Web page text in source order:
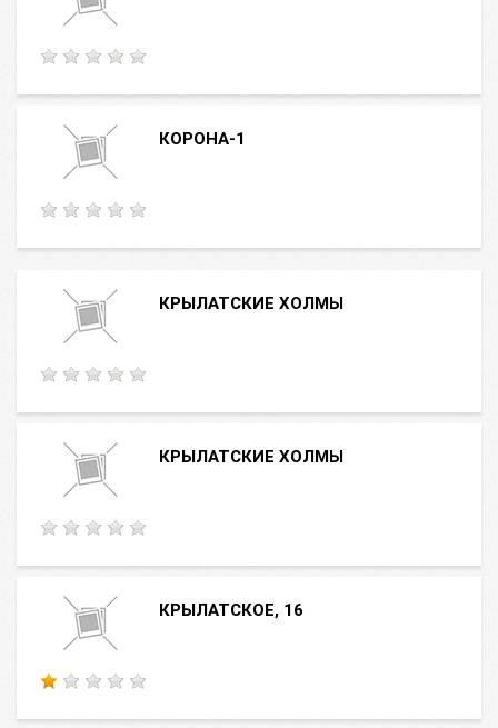
КОРОНА-1
КРЫЛАТСКИЕ ХОЛМЫ
КРЫЛАТСКИЕ ХОЛМЫ
КРЫЛАТСКОЕ, 16